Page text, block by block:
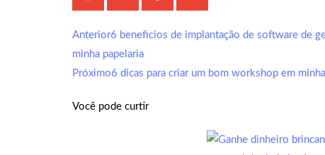
Anterior6 beneficios de implantação de software de
minha papelaria
Próximo6 dicas para criar um bom workshop em
Você pode curtir